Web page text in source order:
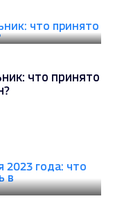
что принято